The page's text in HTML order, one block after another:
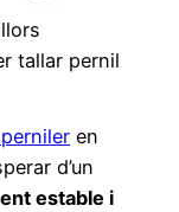
tallar pernil
en
d’un
estable i